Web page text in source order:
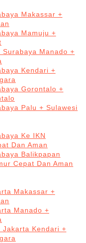
Makassar +
Mamuju +
Surabaya Manado +
Kendari +
Gorontalo +
Palu + Sulawesi
Ke IKN
Dan Aman
Balikpapan
Cepat Dan Aman
Makassar +
Manado +
Jakarta Kendari +